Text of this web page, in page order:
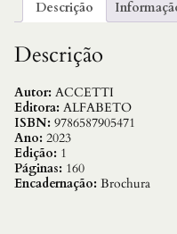
G
I
F
C
A
N
D
O
P
E
Descrição
Descrição
Autor: ACCETTI
Editora: ALFABETO
ISBN: 9786587905471
Ano: 2023
Edição: 1
Páginas: 160
Encadernação: Brochura